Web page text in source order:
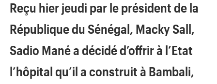
Reçu hier jeudi par le président de la
République du Sénégal, Macky Sall,
Sadio Mané a décidé d’offrir à l’Etat
l’hôpital qu’il a construit à Bambali,